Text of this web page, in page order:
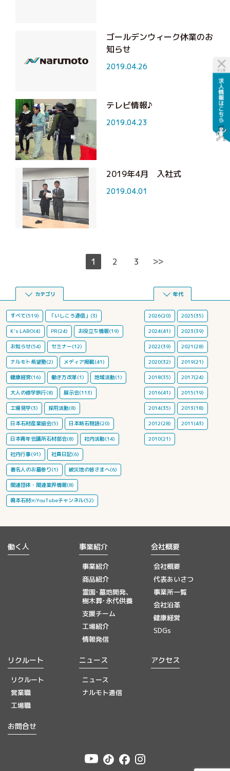
ゴールデンウィーク休業のお
知らせ
2019.04.26
テレビ情報♪
2019.04.23
2019年4月 入社式
2019.04.01
1 2 3 >>
カテゴリ
すべて(519) 「いしころ通信」(3)
K's LABO(4) PR(24) お役立ち情報(19)
お知らせ(54) セミナー(12)
ナルモト希望塾(2) メディア掲載(41)
健康経営(16) 働き方改革(1) 地域活動(1)
大人の修学旅行(8) 展示会(113)
工場見学(3) 採用活動(8)
日本石材産業協会(5) 日本銘石物語(20)
日本青年会議所石材部会(8) 社内活動(14)
社内行事(91) 社員日記(6)
著名人のお墓参り(1) 被災地の皆さまへ(6)
関連団体・関連業界情報(8)
鳴本石材㈱YouTubeチャンネル(52)
年代
2026(20) 2025(35)
2024(41) 2023(39)
2022(39) 2021(28)
2020(32) 2019(21)
2018(35) 2017(24)
2016(41) 2015(19)
2014(35) 2013(18)
2012(28) 2011(43)
2010(21)
働く人 事業紹介
事業紹介
商品紹介
霊園･墓地開発、
樹木葬･永代供養
支援チーム
工場紹介
情報発信
会社概要
会社概要
代表あいさつ
事業所一覧
会社沿革
健康経営
SDGs
リクルート
リクルート
営業職
工場職
ニュース
ニュース
ナルモト通信
アクセス
お問合せ